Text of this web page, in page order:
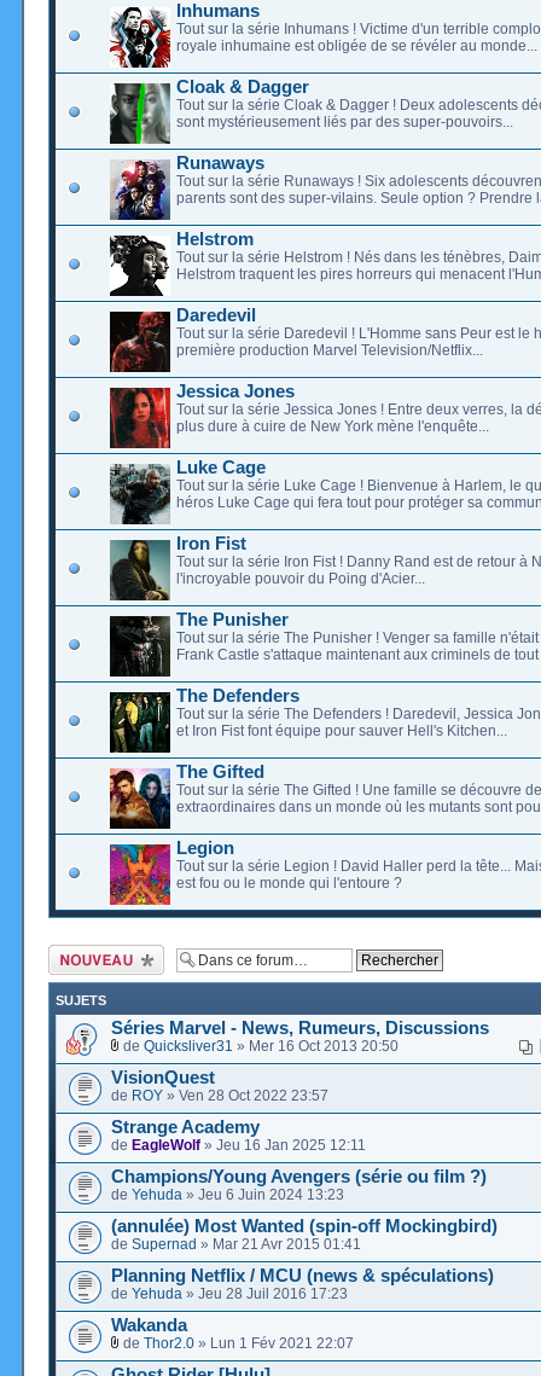
Inhumans
Tout sur la série Inhumans ! Victime d'un terrible
royale inhumaine est obligée de se révéler au monde...
Cloak & Dagger
Tout sur la série Cloak & Dagger ! Deux adolescents
sont mystérieusement liés par des super-pouvoirs...
Runaways
Tout sur la série Runaways ! Six adolescents
parents sont des super-vilains. Seule option ? Prendre
Helstrom
Tout sur la série Helstrom ! Nés dans les ténèbres,
Helstrom traquent les pires horreurs qui menacent
Daredevil
Tout sur la série Daredevil ! L'Homme sans Peur est le
première production Marvel Television/Netflix...
Jessica Jones
Tout sur la série Jessica Jones ! Entre deux verres, la
plus dure à cuire de New York mène l'enquête...
Luke Cage
Tout sur la série Luke Cage ! Bienvenue à Harlem, le
héros Luke Cage qui fera tout pour protéger sa
Iron Fist
Tout sur la série Iron Fist ! Danny Rand est de retour à
l'incroyable pouvoir du Poing d'Acier...
The Punisher
Tout sur la série The Punisher ! Venger sa famille
Frank Castle s'attaque maintenant aux criminels de
The Defenders
Tout sur la série The Defenders ! Daredevil, Jessica
et Iron Fist font équipe pour sauver Hell's Kitchen...
The Gifted
Tout sur la série The Gifted ! Une famille se découvre
extraordinaires dans un monde où les mutants sont
Legion
Tout sur la série Legion ! David Haller perd la tête...
est fou ou le monde qui l'entoure ?
Ecrire un nouveau
sujet
SUJETS
Séries Marvel - News, Rumeurs, Discussions
de Quicksliver31 » Mer 16 Oct 2013 20:50
VisionQuest
de ROY » Ven 28 Oct 2022 23:57
Strange Academy
de EagleWolf » Jeu 16 Jan 2025 12:11
Champions/Young Avengers (série ou film ?)
de Yehuda » Jeu 6 Juin 2024 13:23
(annulée) Most Wanted (spin-off Mockingbird)
de Supernad » Mar 21 Avr 2015 01:41
Planning Netflix / MCU (news & spéculations)
de Yehuda » Jeu 28 Juil 2016 17:23
Wakanda
de Thor2.0 » Lun 1 Fév 2021 22:07